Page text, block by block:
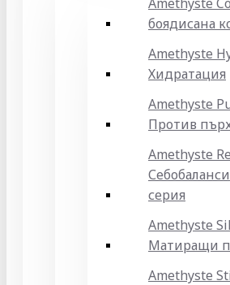
боядисана
Amethyste
Хидратация
Amethyste
Против
Amethyste
серия
Amethyste
Матиращи
Amethyste